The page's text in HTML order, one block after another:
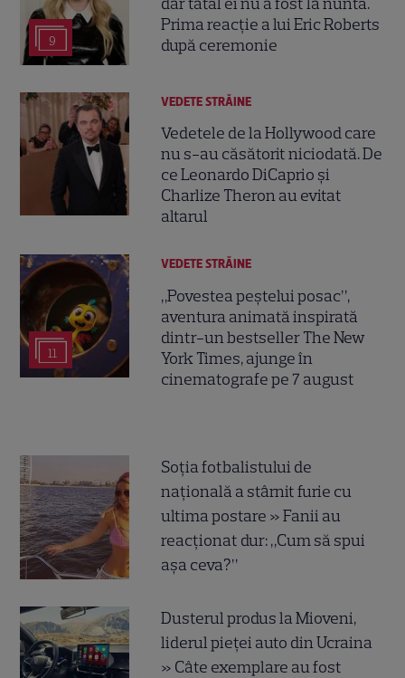
9
dar tatăl ei nu a fost la nuntă.
Prima reacție a lui Eric Roberts
după ceremonie
VEDETE STRĂINE
Vedetele de la Hollywood care
nu s-au căsătorit niciodată. De
ce Leonardo DiCaprio și
Charlize Theron au evitat
altarul
11
VEDETE STRĂINE
„Povestea peștelui posac”,
aventura animată inspirată
dintr-un bestseller The New
York Times, ajunge în
cinematografe pe 7 august
Soția fotbalistului de
națională a stârnit furie cu
ultima postare » Fanii au
reacționat dur: „Cum să spui
așa ceva?”
Dusterul produs la Mioveni,
liderul pieței auto din Ucraina
» Câte exemplare au fost